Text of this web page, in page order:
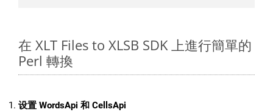
在 XLT Files to XLSB SDK 上進行簡單的
Perl 轉換
设置 WordsApi 和 CellsApi